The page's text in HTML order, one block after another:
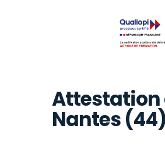
Attestation
Nantes (44)